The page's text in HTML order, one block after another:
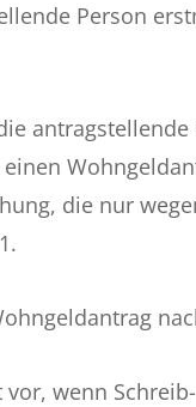
Person
die nur
wenn